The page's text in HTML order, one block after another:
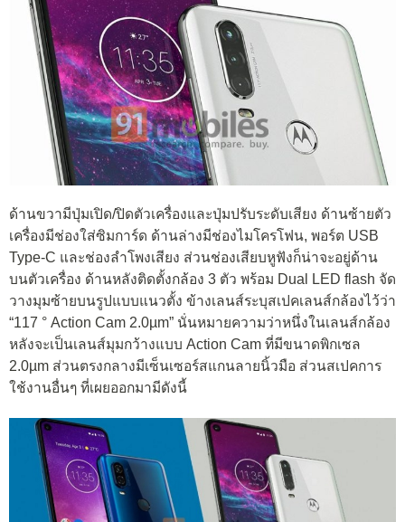
ด้านขวามีปุ่มเปิด/ปิดตัวเครื่องและปุ่มปรับระดับเสียง ด้านซ้ายตัว
เครื่องมีช่องใส่ซิมการ์ด ด้านล่างมีช่องไมโครโฟน, พอร์ต USB
Type-C และช่องลำโพงเสียง ส่วนช่องเสียบหูฟังก็น่าจะอยู่ด้าน
บนตัวเครื่อง ด้านหลังติดตั้งกล้อง 3 ตัว พร้อม Dual LED flash จัด
วางมุมซ้ายบนรูปแบบแนวตั้ง ข้างเลนส์ระบุสเปคเลนส์กล้องไว้ว่า
“117 ° Action Cam 2.0µm” นั่นหมายความว่าหนึ่งในเลนส์กล้อง
หลังจะเป็นเลนส์มุมกว้างแบบ Action Cam ที่มีขนาดพิกเซล
2.0µm ส่วนตรงกลางมีเซ็นเซอร์สแกนลายนิ้วมือ ส่วนสเปคการ
ใช้งานอื่นๆ ที่เผยออกมามีดังนี้